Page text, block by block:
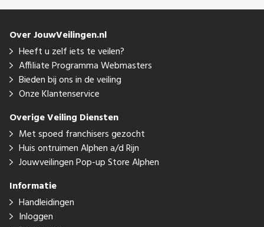
Over JouwVeilingen.nl
Heeft u zelf iets te veilen?
Affiliate Programma Webmasters
Bieden bij ons in de veiling
Onze Klantenservice
Overige Veiling Diensten
Met spoed franchisers gezocht
Huis ontruimen Alphen a/d Rijn
Jouwveilingen Pop-up Store Alphen
Informatie
Handleidingen
Inloggen